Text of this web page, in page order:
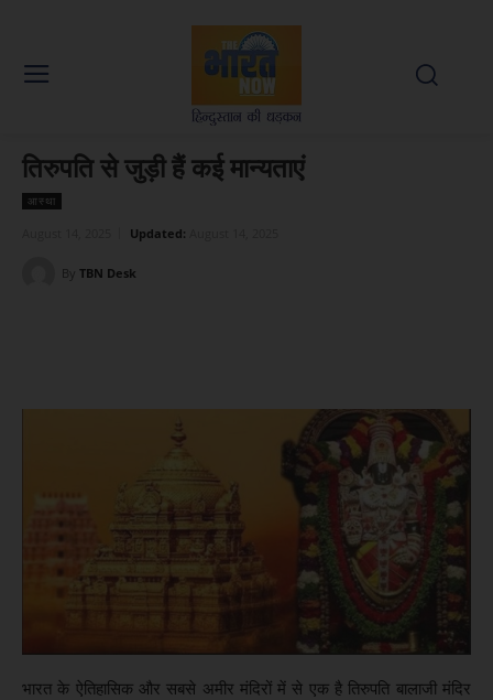
तिरुपति से जुड़ी हैं कई मान्यताएं
आस्था
Updated:
By TBN Desk
भारत के ऐतिहासिक और सबसे अमीर मंदिरों में से एक है तिरुपति बालाजी मंदिर